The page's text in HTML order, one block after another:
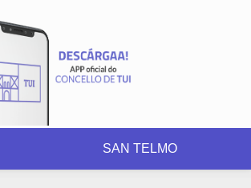
SAN TELMO